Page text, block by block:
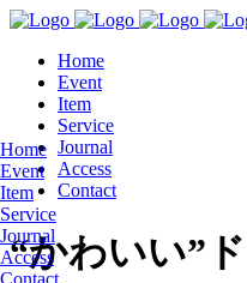
Home
Event
Item
Service
Journal
Access
Contact
Home
Event
Item
Service
Journal
Access
Contact
“かわいい”